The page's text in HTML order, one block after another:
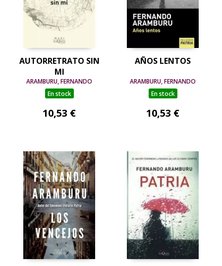
AUTORRETRATO SIN
MI
ARAMBURU, FERNANDO
En stock
10,53 €
AÑOS LENTOS
ARAMBURU, FERNANDO
En stock
10,53 €